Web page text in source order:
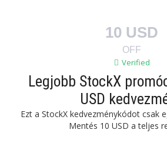
10 USD
OFF
Verified
Legjobb StockX
USD
Ezt a StockX kedvezménykódot csak
Mentés 10 USD a teljes